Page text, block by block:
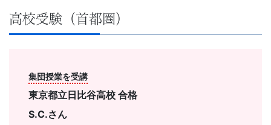
高校受験（首都圏）
集団授業を受講
東京都立日比谷高校 合格
S.C.さん